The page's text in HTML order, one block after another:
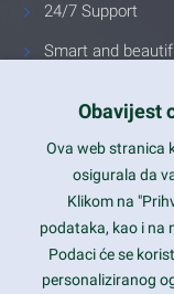
24/7 Support
Smart and
Latest trends
Contact Info
Obavijest
Ova web stranica
osigurala da
Klikom na
podataka, kao i na
Podaci će se
personaliziranog